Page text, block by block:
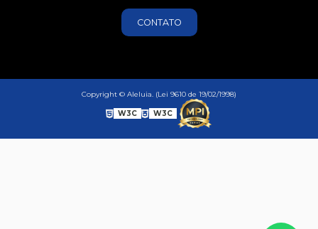
CONTATO
Copyright © Aleluia. (Lei 9610 de 19/02/1998)
W3C W3C